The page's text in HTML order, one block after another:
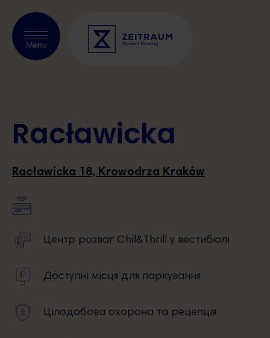
Menu
Prague
Kraków
Warsaw
Blog
Наші партнери
Racławicka
Racławicka 18, Krowodrza Kraków
Центр розваг Chil&Thrill у вестибюлі
Доступні місця для паркування
Цілодобова охорона та рецепція
Перевірити наявність
вільних місць